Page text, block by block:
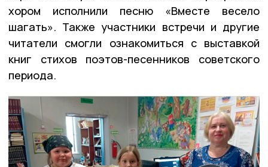
хором исполнили песню «Вместе весело
шагать». Также участники встречи и другие
читатели смогли ознакомиться с выставкой
книг стихов поэтов-песенников советского
периода.